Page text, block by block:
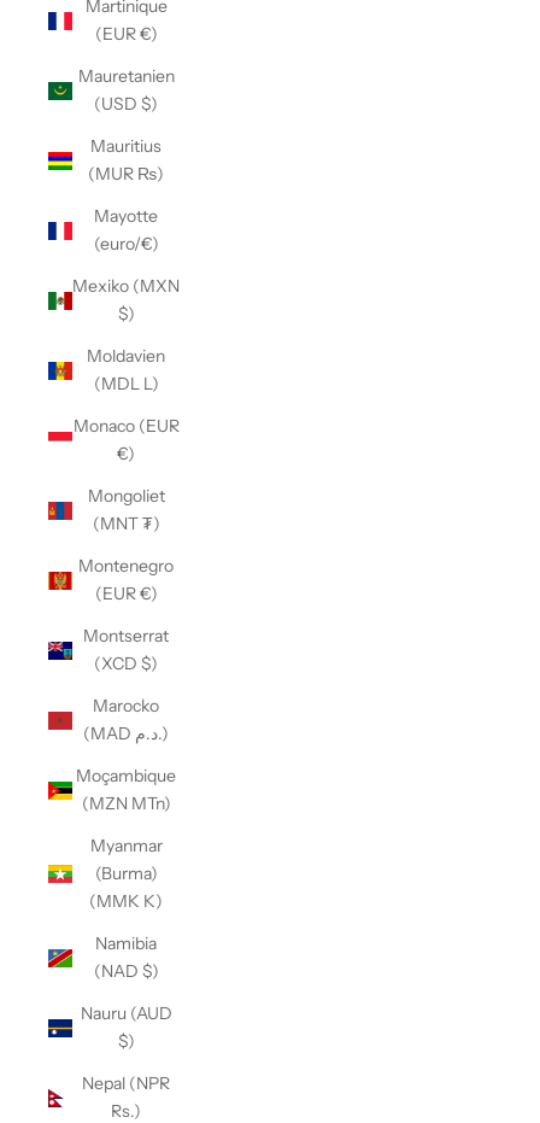
Martinique
(EUR €)
Mauretanien
(USD $)
Mauritius
(MUR ₨)
Mayotte
(euro/€)
Mexiko (MXN
$)
Moldavien
(MDL L)
Monaco (EUR
€)
Mongoliet
(MNT ₮)
Montenegro
(EUR €)
Montserrat
(XCD $)
Marocko
(MAD د.م.)
Moçambique
(MZN MTn)
Myanmar
(Burma)
(MMK K)
Namibia
(NAD $)
Nauru (AUD
$)
Nepal (NPR
Rs.)